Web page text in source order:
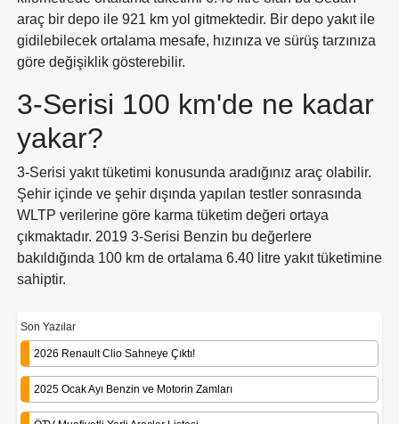
araç bir depo ile 921 km yol gitmektedir. Bir depo yakıt ile
gidilebilecek ortalama mesafe, hızınıza ve sürüş tarzınıza
göre değişiklik gösterebilir.
3-Serisi 100 km'de ne kadar
yakar?
3-Serisi yakıt tüketimi konusunda aradığınız araç olabilir.
Şehir içinde ve şehir dışında yapılan testler sonrasında
WLTP verilerine göre karma tüketim değeri ortaya
çıkmaktadır. 2019 3-Serisi Benzin bu değerlere
bakıldığında 100 km de ortalama 6.40 litre yakıt tüketimine
sahiptir.
Son Yazılar
2026 Renault Clio Sahneye Çıktı!
2025 Ocak Ayı Benzin ve Motorin Zamları